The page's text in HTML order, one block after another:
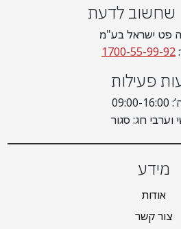
שחשוב לדעת
פט ישראל בע"מ
1700-55-99-92
פעילות
וערבי חג: סגור
מידע
אודות
צור קשר